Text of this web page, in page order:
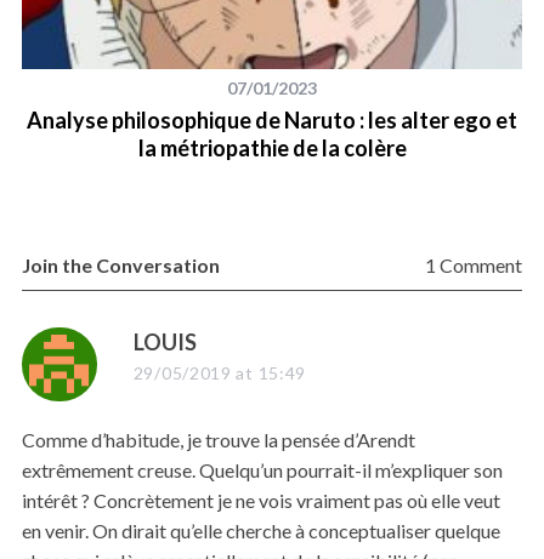
07/01/2023
Analyse philosophique de Naruto : les alter ego et
la métriopathie de la colère
Join the Conversation 1 Comment
s
a
s
:
LOUIS
29/05/2019 at 15:49
Comme d’habitude, je trouve la pensée d’Arendt
extrêmement creuse. Quelqu’un pourrait-il m’expliquer son
intérêt ? Concrètement je ne vois vraiment pas où elle veut
en venir. On dirait qu’elle cherche à conceptualiser quelque
S
e